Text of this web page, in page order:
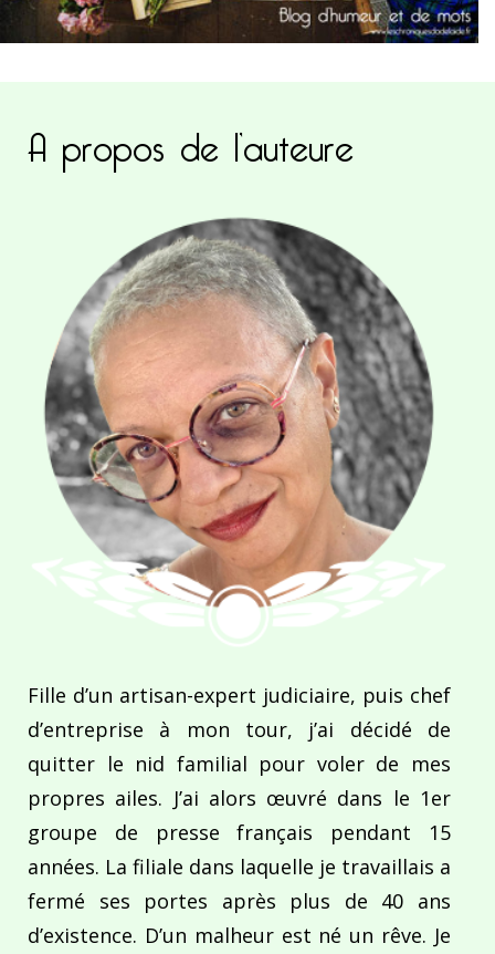
A propos de l’auteure
Fille d’un artisan-expert judiciaire, puis chef
d’entreprise à mon tour, j’ai décidé de
quitter le nid familial pour voler de mes
propres ailes. J’ai alors œuvré dans le 1er
groupe de presse français pendant 15
années. La filiale dans laquelle je travaillais a
fermé ses portes après plus de 40 ans
d’existence. D’un malheur est né un rêve. Je